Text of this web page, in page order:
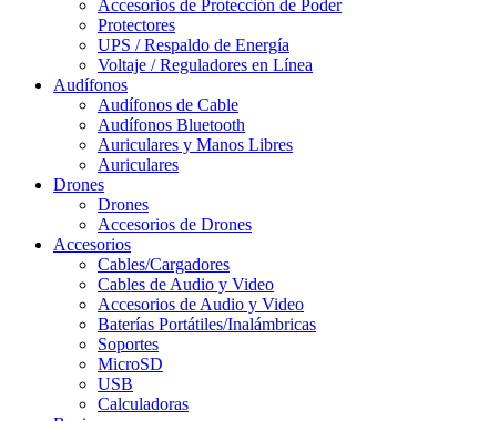
Accesorios de Protección de Poder
Protectores
UPS / Respaldo de Energía
Voltaje / Reguladores en Línea
Audífonos
Audífonos de Cable
Audífonos Bluetooth
Auriculares y Manos Libres
Auriculares
Drones
Drones
Accesorios de Drones
Accesorios
Cables/Cargadores
Cables de Audio y Video
Accesorios de Audio y Video
Baterías Portátiles/Inalámbricas
Soportes
MicroSD
USB
Calculadoras